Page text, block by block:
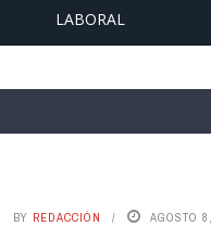
LABORAL
BY REDACCIÓN AGOSTO